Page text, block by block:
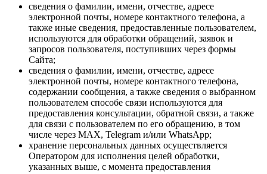
сведения о фамилии, имени, отчестве, адресе
электронной почты, номере контактного телефона, а
также иные сведения, предоставленные пользователем,
используются для обработки обращений, заявок и
запросов пользователя, поступивших через формы
Сайта;
сведения о фамилии, имени, отчестве, адресе
электронной почты, номере контактного телефона,
содержании сообщения, а также сведения о выбранном
пользователем способе связи используются для
предоставления консультации, обратной связи, а также
для связи с пользователем по его обращению, в том
числе через MAX, Telegram и/или WhatsApp;
хранение персональных данных осуществляется
Оператором для исполнения целей обработки,
указанных выше, с момента предоставления